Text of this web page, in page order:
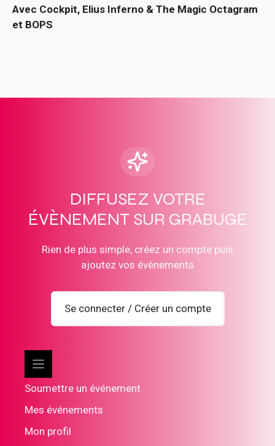
Avec Cockpit, Elius Inferno & The Magic Octagram
et BOPS
DIFFUSEZ VOTRE
ÉVÈNEMENT SUR GRABUGE
Rien de plus simple, créez un compte puis
ajoutez vos évènements
Se connecter / Créer un compte
Soumettre un événement
Mes événements
Mon profil